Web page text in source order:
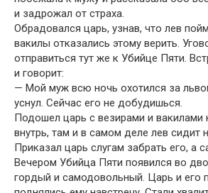
и задрожал от страха.
Обрадовался царь, узнав, что лев
вакилы отказались этому верить.
отправиться тут же к Убийце Пяти.
и говорит:
— Мой муж всю ночь охотился за
уснул. Сейчас его не добудишься.
Подошел царь с везирами и вакилами
внутрь, там и в самом деле лев сидит
Приказал царь слугам забрать его, а
Вечером Убийца Пяти появился во
гордый и самодовольный. Царь и его